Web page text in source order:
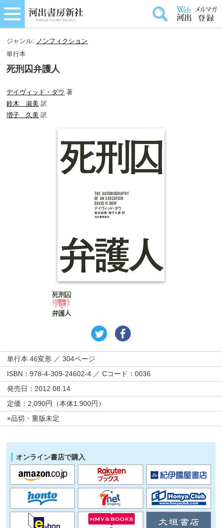
ジャンル: ノンフィクション
単行本
死刑囚弁護人
デイヴィッド・ダウ 著
鈴木 淑美 訳
増子 久美 訳
単行本 46変形 ／ 304ページ
ISBN：978-4-309-24602-4 ／ Cコード：0036
発売日：2012.08.14
定価：2,090円（本体1,900円）
×品切・重版未定
オンライン書店で購入